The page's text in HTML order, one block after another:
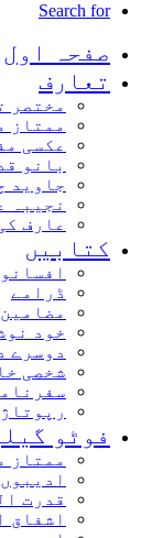
Search for
صفحہ اول
تعارف
مختصر
ممتاز
عکسی
بانو
جاوید
نجیبہ
عارف
کتابیں
ڈرامے
مضامین
خود
دوسرے
شخصی
رپوتاژ
فوٹو
ممتاز
قدرت
اشفاق